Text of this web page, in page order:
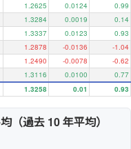
1.2625 0.0124
0.99
1.3284 0.0019
0.14
1.3337 0.0123
0.93
1.2878 -0.0136
-1.04
1.2490 -0.0078
-0.62
1.3116 0.0100
0.77
1.3258 0.01 0.93
（過去 10年平均）